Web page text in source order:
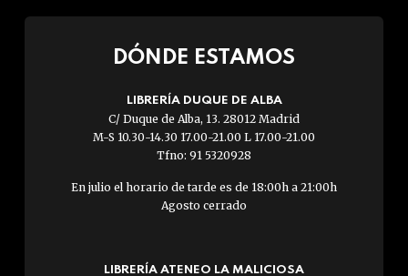
DÓNDE ESTAMOS
LIBRERÍA DUQUE DE ALBA
C/ Duque de Alba, 13. 28012 Madrid
M-S 10.30-14.30 17.00-21.00 L 17.00-21.00
Tfno: 91 5320928
En julio el horario de tarde es de 18:00h a 21:00h
Agosto cerrado
LIBRERÍA ATENEO LA MALICIOSA